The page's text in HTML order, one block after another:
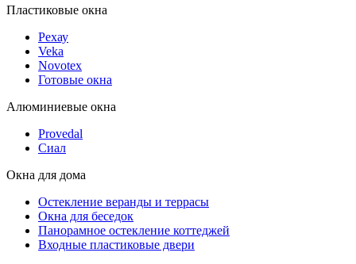
Пластиковые окна
Рехау
Veka
Novotex
Готовые окна
Алюминиевые окна
Provedal
Сиал
Окна для дома
Остекление веранды и террасы
Окна для беседок
Панорамное остекление коттеджей
Входные пластиковые двери